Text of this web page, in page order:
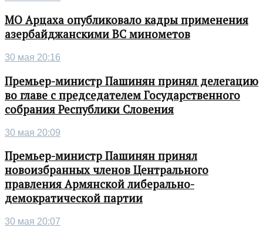
МО Арцаха опубликовало кадры применения
азербайджанскими ВС минометов
30 мая 20:16
Премьер-министр Пашинян принял делегацию
во главе с председателем Государственного
собрания Республики Словения
30 мая 20:09
Премьер-министр Пашинян принял
новоизбранных членов Центрального
правления Армянской либерально-
демократической партии
30 мая 20:07